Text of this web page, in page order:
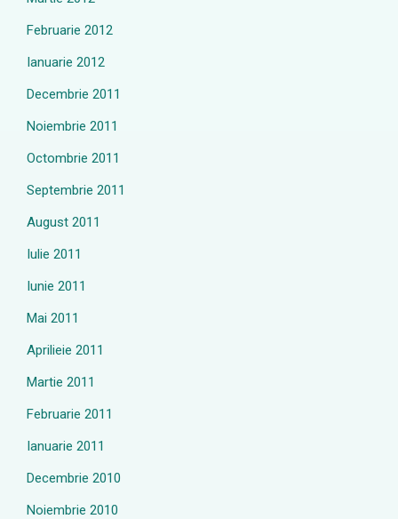
Februarie 2012
Ianuarie 2012
Decembrie 2011
Noiembrie 2011
Octombrie 2011
Septembrie 2011
August 2011
Iulie 2011
Iunie 2011
Mai 2011
Aprilieie 2011
Martie 2011
Februarie 2011
Ianuarie 2011
Decembrie 2010
Noiembrie 2010